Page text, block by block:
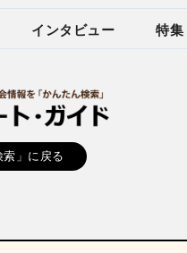
インタビュー 特集
」に戻る